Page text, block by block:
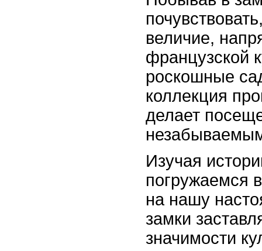
величие,
французской
роскошные
коллекция
делает
Изучая
погружаемся
на нашу
замки
значимости